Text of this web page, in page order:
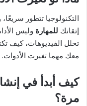
التكنولوجيا تتطور
إتقانك للمهارة وليس
تحلل الفيديوهات، كيف
معك مهما تغيرت الأدوات.
كيف أبدأ في
مرة؟